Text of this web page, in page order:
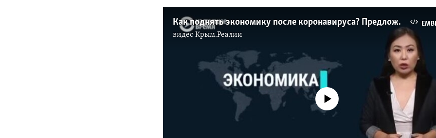
Как поднять экономику после коронавируса? Предложения лидеров стран Центральной Азии
видеоКрым.Реалии
No media source currently available